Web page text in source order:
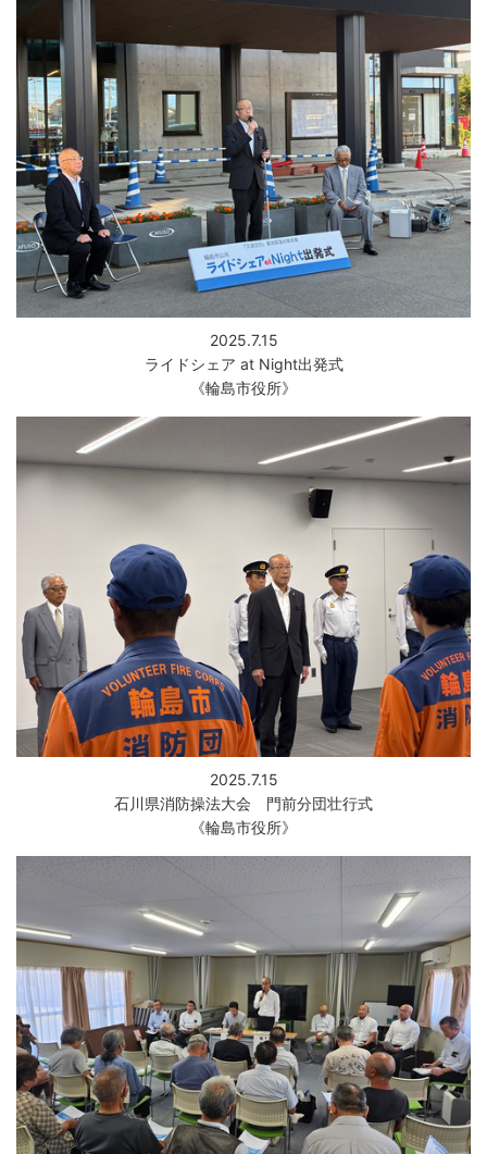
2025.7.15
ライドシェア at Night出発式
《輪島市役所》
2025.7.15
石川県消防操法大会 門前分団壮行式
《輪島市役所》